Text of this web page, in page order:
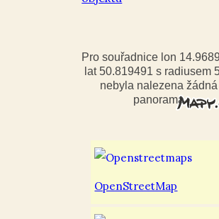
Pro souřadnice lon
lat 50.819491 s radiusem
nebyla nalezena žádná
panorama
OpenStreetMap